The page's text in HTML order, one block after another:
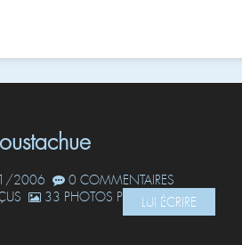
2006
0 COMMENTAIRES
33 PHOTOS POSTÉESLUI ÉCRIRE